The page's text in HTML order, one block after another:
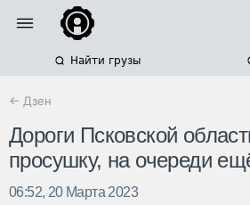
Найти грузы
← Дзен
Дороги Псковской
просушку, на очереди
06:52, 20 Марта 2023